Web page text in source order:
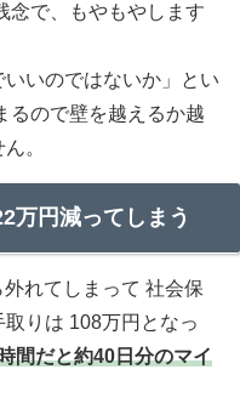
念で、もやもやします
いのではないか」とい
るので壁を越えるか越
。
万円減ってしまう
れてしまって 社会保
りは 108万円となっ
間だと約40日分のマイ